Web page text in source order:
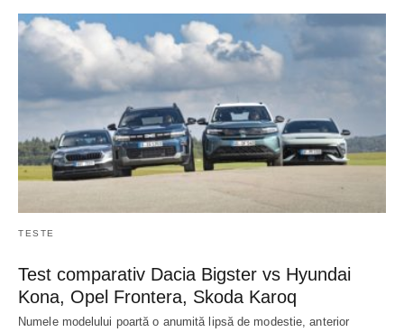
TESTE
Test comparativ Dacia Bigster vs Hyundai
Kona, Opel Frontera, Skoda Karoq
Numele modelului poartă o anumită lipsă de modestie, anterior